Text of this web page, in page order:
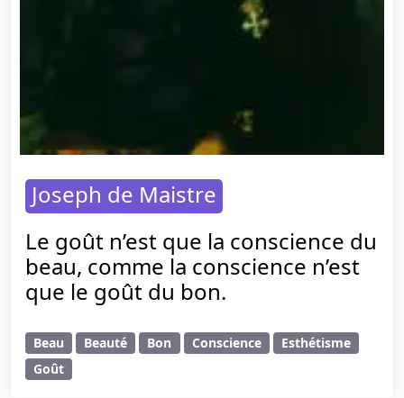
Joseph de Maistre
Le goût n’est que la conscience du
beau, comme la conscience n’est
que le goût du bon.
Beau Beauté Bon Conscience
Esthétisme
Goût